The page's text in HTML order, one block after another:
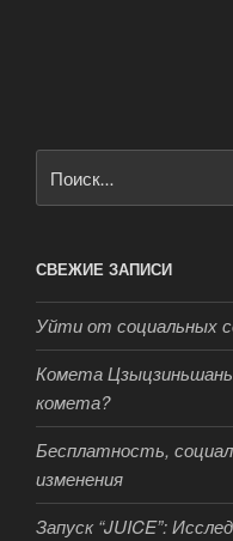
СВЕЖИЕ ЗАПИСИ
Уйти от социальных
Комета
комета?
Бесплатность,
изменения
Запуск “JUICE”: